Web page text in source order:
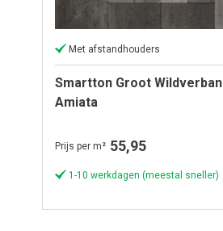
Met afstandhouders
Smartton Groot
Amiata
Prijs per m² 55,95
1-10 werkdagen (meestal sneller)